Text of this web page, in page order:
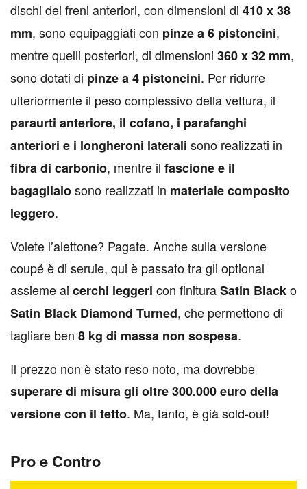
dischi dei freni anteriori, con dimensioni di 410 x 38
mm, sono equipaggiati con pinze a 6 pistoncini,
mentre quelli posteriori, di dimensioni 360 x 32 mm,
sono dotati di pinze a 4 pistoncini. Per ridurre
ulteriormente il peso complessivo della vettura, il
paraurti anteriore, il cofano, i parafanghi
anteriori e i longheroni laterali sono realizzati in
fibra di carbonio, mentre il fascione e il
bagagliaiosono realizzati in materiale composito
leggero.
Volete l’alettone? Pagate. Anche sulla versione
coupé è di seruie, qui è passato tra gli optional
assieme ai cerchi leggeri con finituraSatin Blacko
Satin Black Diamond Turned, che permettono di
tagliare ben 8 kg di massa non sospesa.
Il prezzo non è stato reso noto, ma dovrebbe
superare di misura gli oltre 300.000 euro della
versione con il tetto. Ma, tanto, è già sold-out!
Pro e Contro